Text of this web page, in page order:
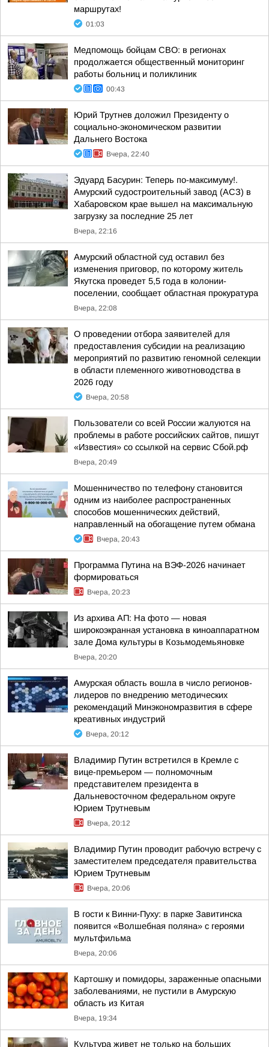
маршрутах!
01:03
Медпомощь бойцам СВО: в регионах
продолжается общественный мониторинг
работы больниц и поликлиник
00:43
Юрий Трутнев доложил Президенту о
социально-экономическом развитии
Дальнего Востока
Вчера, 22:40
Эдуард Басурин: Теперь по-максимуму!.
Амурский судостроительный завод (АСЗ) в
Хабаровском крае вышел на максимальную
загрузку за последние 25 лет
Вчера, 22:16
Амурский областной суд оставил без
изменения приговор, по которому житель
Якутска проведет 5,5 года в колонии-
поселении, сообщает областная прокуратура
Вчера, 22:08
О проведении отбора заявителей для
предоставления субсидии на реализацию
мероприятий по развитию геномной селекции
в области племенного животноводства в
2026 году
Вчера, 20:58
Пользователи со всей России жалуются на
проблемы в работе российских сайтов, пишут
«Известия» со ссылкой на сервис Сбой.рф
Вчера, 20:49
Мошенничество по телефону становится
одним из наиболее распространенных
способов мошеннических действий,
направленный на обогащение путем обмана
Вчера, 20:43
Программа Путина на ВЭФ-2026 начинает
формироваться
Вчера, 20:23
Из архива АП: На фото — новая
широкоэкранная установка в киноаппаратном
зале Дома культуры в Козьмодемьяновке
Вчера, 20:20
Амурская область вошла в число регионов-
лидеров по внедрению методических
рекомендаций Минэкономразвития в сфере
креативных индустрий
Вчера, 20:12
Владимир Путин встретился в Кремле с
вице-премьером — полномочным
представителем президента в
Дальневосточном федеральном округе
Юрием Трутневым
Вчера, 20:12
Владимир Путин проводит рабочую встречу с
заместителем председателя правительства
Юрием Трутневым
Вчера, 20:06
В гости к Винни-Пуху: в парке Завитинска
появится «Волшебная поляна» с героями
мультфильма
Вчера, 20:06
Картошку и помидоры, зараженные опасными
заболеваниями, не пустили в Амурскую
область из Китая
Вчера, 19:34
Культура живет не только на больших